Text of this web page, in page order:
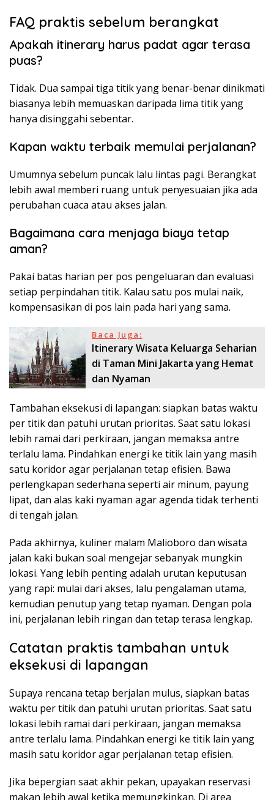
FAQ praktis sebelum berangkat
Apakah itinerary harus padat agar terasa
puas?
Tidak. Dua sampai tiga titik yang benar-benar dinikmati
biasanya lebih memuaskan daripada lima titik yang
hanya disinggahi sebentar.
Kapan waktu terbaik memulai perjalanan?
Umumnya sebelum puncak lalu lintas pagi. Berangkat
lebih awal memberi ruang untuk penyesuaian jika ada
perubahan cuaca atau akses jalan.
Bagaimana cara menjaga biaya tetap
aman?
Pakai batas harian per pos pengeluaran dan evaluasi
setiap perpindahan titik. Kalau satu pos mulai naik,
kompensasikan di pos lain pada hari yang sama.
Baca Juga:
Itinerary Wisata Keluarga Seharian
di Taman Mini Jakarta yang Hemat
dan Nyaman
Tambahan eksekusi di lapangan: siapkan batas waktu
per titik dan patuhi urutan prioritas. Saat satu lokasi
lebih ramai dari perkiraan, jangan memaksa antre
terlalu lama. Pindahkan energi ke titik lain yang masih
satu koridor agar perjalanan tetap efisien. Bawa
perlengkapan sederhana seperti air minum, payung
lipat, dan alas kaki nyaman agar agenda tidak terhenti
di tengah jalan.
Pada akhirnya, kuliner malam Malioboro dan wisata
jalan kaki bukan soal mengejar sebanyak mungkin
lokasi. Yang lebih penting adalah urutan keputusan
yang rapi: mulai dari akses, lalu pengalaman utama,
kemudian penutup yang tetap nyaman. Dengan pola
ini, perjalanan lebih ringan dan tetap terasa lengkap.
Catatan praktis tambahan untuk
eksekusi di lapangan
Supaya rencana tetap berjalan mulus, siapkan batas
waktu per titik dan patuhi urutan prioritas. Saat satu
lokasi lebih ramai dari perkiraan, jangan memaksa
antre terlalu lama. Pindahkan energi ke titik lain yang
masih satu koridor agar perjalanan tetap efisien.
Jika bepergian saat akhir pekan, upayakan reservasi
makan lebih awal ketika memungkinkan. Di area